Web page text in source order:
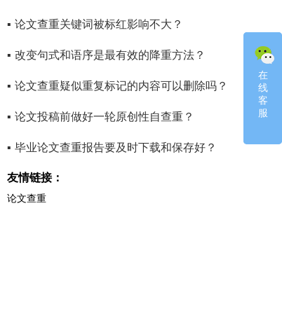
在
线
客
服
▪ 论文查重关键词被标红影响不大？
▪ 改变句式和语序是最有效的降重方法？
▪ 论文查重疑似重复标记的内容可以删除吗？
▪ 论文投稿前做好一轮原创性自查重？
▪ 毕业论文查重报告要及时下载和保存好？
友情链接：
论文查重
在
线
客
服